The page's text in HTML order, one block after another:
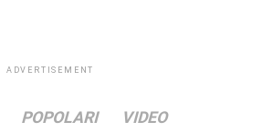
ADVERTISEMENT
POPOLARI VIDEO